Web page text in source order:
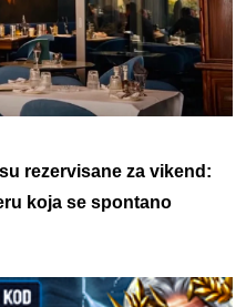
rezervisane za vikend:
koja se spontano